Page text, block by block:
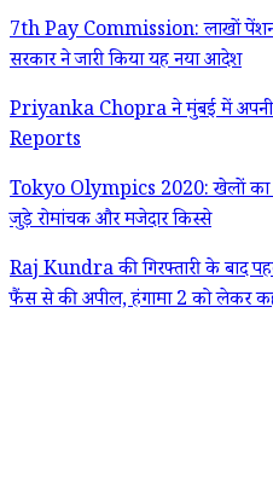
7th Pay Commission: लाखों
सरकार ने जारी किया यह नया आदेश
Priyanka Chopra ने मुंबई में अपनी 7
Reports
Tokyo Olympics 2020: खेलों का
जुड़े रोमांचक और मजेदार किस्से
Raj Kundra की गिरफ्तारी के बाद
फैंस से की अपील, हंगामा 2 को लेकर